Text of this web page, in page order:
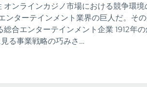
ンラインカジノ市場における競争環
ターテインメント業界の巨人だ。そ
合エンターテインメント企業 1912
る事業戦略の巧みさ…